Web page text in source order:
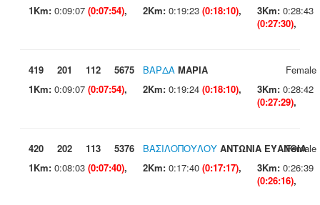
1Km: 0:09:07 (0:07:54), 2Km: 0:19:23 (0:18:10), 3Km: 0:28:43
(0:27:30),
419 201 112 5675 ΒΑΡΔΑ ΜΑΡΙΑ
Female
1Km: 0:09:07 (0:07:54), 2Km: 0:19:24 (0:18:10), 3Km: 0:28:42
(0:27:29),
420 202 113 5376 ΒΑΣΙΛΟΠΟΥΛΟΥ ΑΝΤΩΝΙΑ ΕΥΑΝΘΙΑ
Female
1Km: 0:08:03 (0:07:40), 2Km: 0:17:40 (0:17:17), 3Km: 0:26:39
(0:26:16),